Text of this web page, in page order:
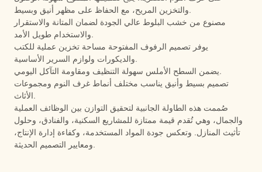
والتخزين المريح، مع الحفاظ على مظهر أنيق وبسيط.
مصنوع من خشب البلوط عالي الجودة لضمان المتانة والاستقرار
والاستخدام طويل الأمد.
يوفر تصميم الرفوف المفتوحة مساحة تخزين عملية للكتب
والديكورات ولوازم السرير الأساسية.
يضمن السطح الأملس سهولة التنظيف ومقاومة التآكل اليومي.
تصميم بسيط وأنيق يناسب مختلف أنماط غرف النوم ومجموعات
الأثاث.
صُممت هذه الطاولة الجانبية لتحقيق التوازن بين الوظائف العملية
والجمال، وهي تُقدم قيمة ممتازة للمشاريع السكنية، والفنادق، وحلول
تأثيث المنازل. وتعكس جودة المواد المستخدمة، وكفاءة إدارة الإنتاج،
ومعايير التصميم الحديثة.